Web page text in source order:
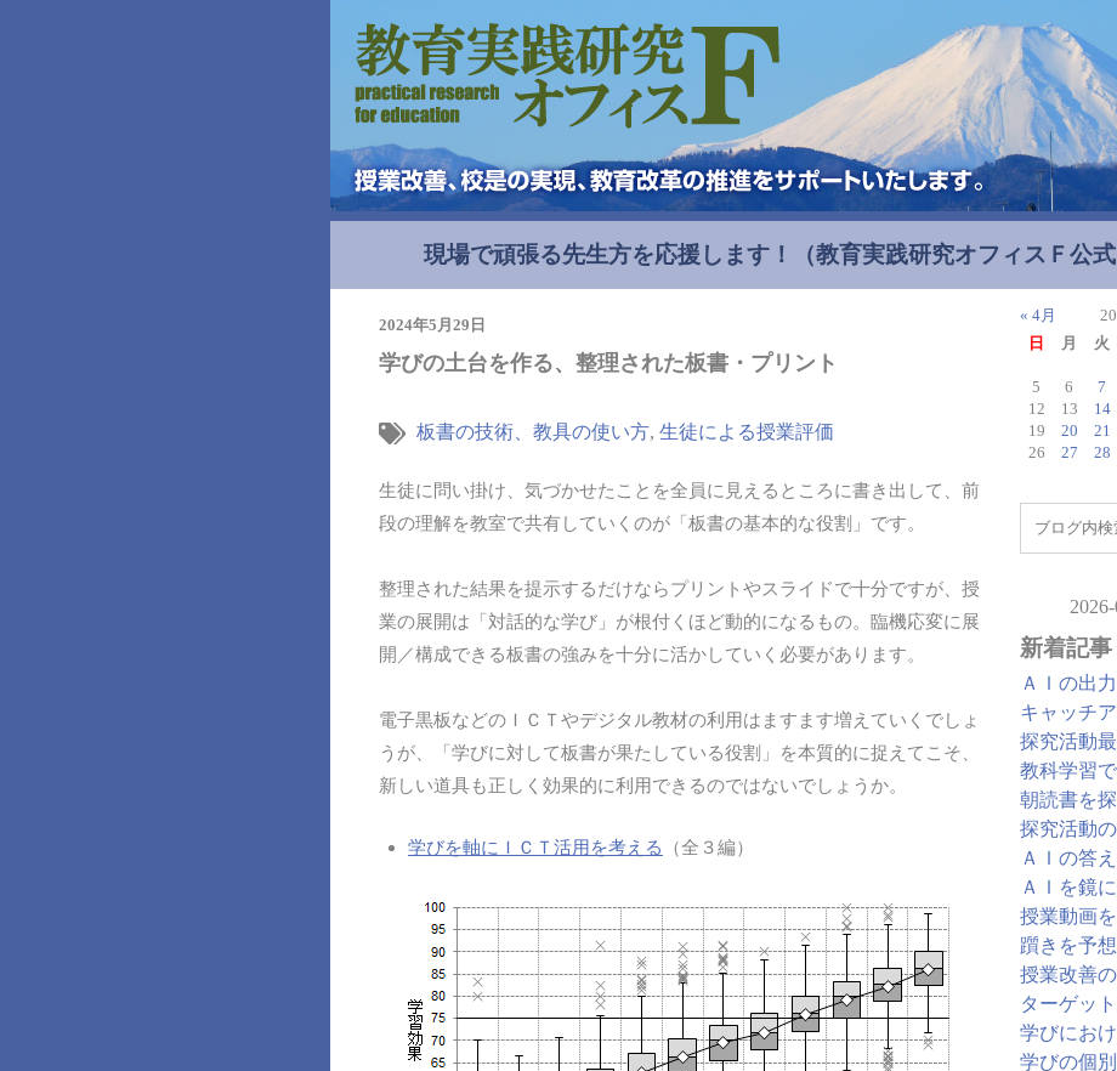
現場で頑張る先生方を応援します！ （教育実践研究オフィスＦ公式
2024年5月29日
学びの土台を作る、整理された板書・プリント
板書の技術、教具の使い方,生徒による授業評価
生徒に問い掛け、気づかせたことを全員に見えるところに書き出して、前
段の理解を教室で共有していくのが「板書の基本的な役割」です。
整理された結果を提示するだけならプリントやスライドで十分ですが、授
業の展開は「対話的な学び」が根付くほど動的になるもの。臨機応変に展
開／構成できる板書の強みを十分に活かしていく必要があります。
電子黒板などのＩＣＴやデジタル教材の利用はますます増えていくでしょ
うが、「学びに対して板書が果たしている役割」を本質的に捉えてこそ、
新しい道具も正しく効果的に利用できるのではないでしょうか。
学びを軸にＩＣＴ活用を考える （全３編）
日
月 火
5
6 7
12
13 14
19
20 21
26
27 28
« 4月
新着記事
ＡＩの出
キャッチ
探究活動
教科学習
朝読書を
探究活動
ＡＩの答
ＡＩを鏡
授業動画
躓きを予
授業改善
ターゲッ
学びにお
学びの個